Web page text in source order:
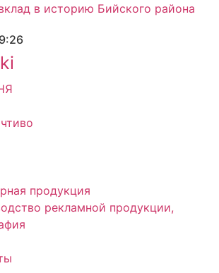
в историю Бийского района
продукция
рекламной продукции,